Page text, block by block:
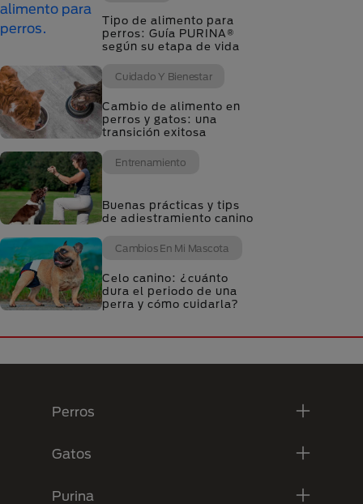
Tipo de alimento para
perros: Guía PURINA®
según su etapa de vida
Cuidado Y Bienestar
Cambio de alimento en
perros y gatos: una
transición exitosa
Entrenamiento
Buenas prácticas y tips
de adiestramiento canino
Cambios En Mi Mascota
Celo canino: ¿cuánto
dura el periodo de una
perra y cómo cuidarla?
Perros
Gatos
Purina